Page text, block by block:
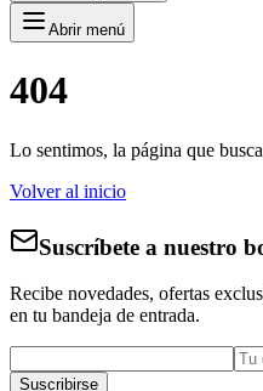
Abrir menú
404
Lo sentimos, la página que
Volver al inicio
Suscríbete a nuestro
Recibe novedades, ofertas
en tu bandeja de entrada.
Suscribirse